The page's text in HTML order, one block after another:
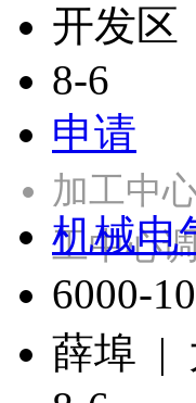
开发
8-6
申请
加工中
工中心
机械电
6000-
薛埠 |